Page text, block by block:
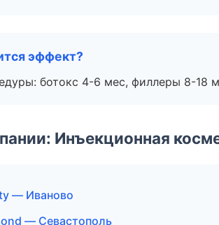
эффект?
ботокс 4-6 мес, филлеры 8-18
Инъекционная
— Иваново
— Севастополь